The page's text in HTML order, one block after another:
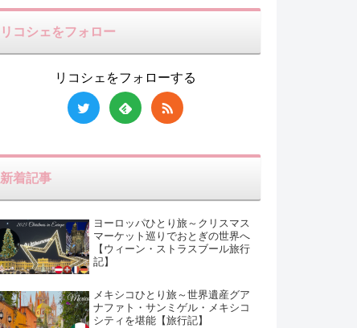
リコシェをフォロー
リコシェをフォローする
新着記事
ヨーロッパひとり旅～クリスマス
マーケット巡りでおとぎの世界へ
【ウィーン・ストラスブール旅行
記】
メキシコひとり旅～世界遺産グア
ナファト・サンミゲル・メキシコ
シティを堪能【旅行記】